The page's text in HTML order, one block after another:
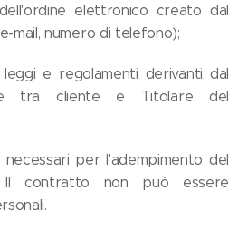
elettronico creato dal
mail, numero di telefono);
e regolamenti derivanti dal
tra cliente e Titolare del
per l'adempimento del
Il contratto non può essere